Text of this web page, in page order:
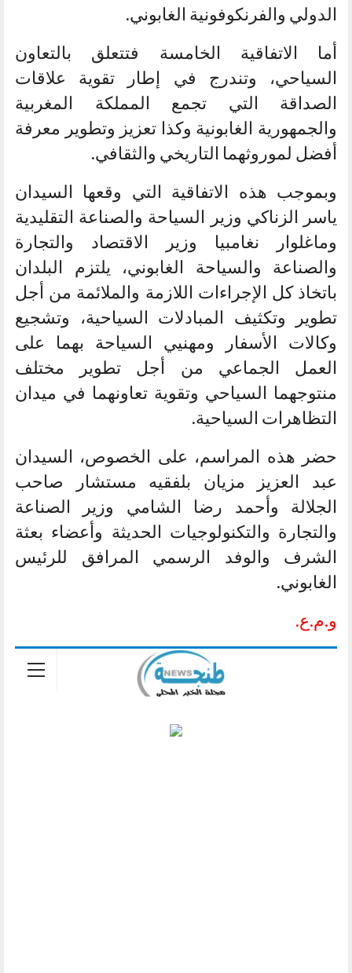
الدولي والفرنكوفونية الغابوني.
أما الاتفاقية الخامسة فتتعلق بالتعاون
السياحي، وتندرج في إطار تقوية علاقات
الصداقة التي تجمع المملكة المغربية
والجمهورية الغابونية وكذا تعزيز وتطوير معرفة
أفضل لموروثهما التاريخي والثقافي.
وبموجب هذه الاتفاقية التي وقعها السيدان
ياسر الزناكي وزير السياحة والصناعة التقليدية
وماغلوار نغامبيا وزير الاقتصاد والتجارة
والصناعة والسياحة الغابوني، يلتزم البلدان
باتخاذ كل الإجراءات اللازمة والملائمة من أجل
تطوير وتكثيف المبادلات السياحية، وتشجيع
وكالات الأسفار ومهنيي السياحة بهما على
العمل الجماعي من أجل تطوير مختلف
منتوجهما السياحي وتقوية تعاونهما في ميدان
التظاهرات السياحية.
حضر هذه المراسم، على الخصوص، السيدان
عبد العزيز مزيان بلفقيه مستشار صاحب
الجلالة وأحمد رضا الشامي وزير الصناعة
والتجارة والتكنولوجيات الحديثة وأعضاء بعثة
الشرف والوفد الرسمي المرافق للرئيس
الغابوني.
و.م.ع.